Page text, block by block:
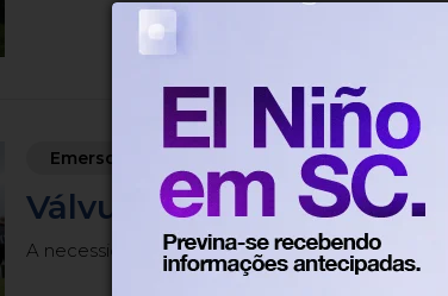
Emerson Luis Em Emerson Luis
Válvula de escape
A necessidade de ter uma fuga